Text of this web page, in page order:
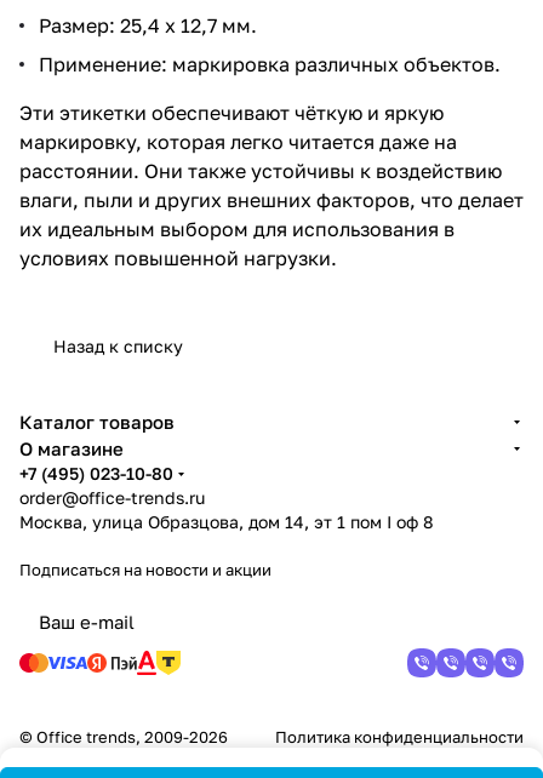
Размер: 25,4 х 12,7 мм.
Применение: маркировка различных объектов.
Эти этикетки обеспечивают чёткую и яркую
маркировку, которая легко читается даже на
расстоянии. Они также устойчивы к воздействию
влаги, пыли и других внешних факторов, что делает
их идеальным выбором для использования в
условиях повышенной нагрузки.
Назад к списку
Каталог товаров
О магазине
+7 (495) 023-10-80
order@office-trends.ru
Москва, улица Образцова, дом 14, эт 1 пом I оф 8
Подписаться на новости и акции
© Office trends, 2009-2026 Политика конфиденциальности